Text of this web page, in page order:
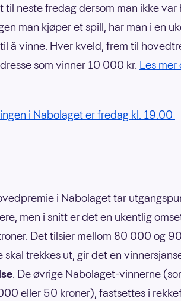
til neste fredag dersom man ikke var
man kjøper et spill, har man i en
å vinne. Hver kveld, frem til
som vinner 10 000 kr. Les mer
i Nabolaget er fredag kl. 19.00
i Nabolaget tar
men i snitt er det en ukentlig
Det tilsier mellom 80 000 og
skal trekkes ut, gir det en
. De øvrige Nabolaget-vinnerne
eller 50 kroner), fastsettes i